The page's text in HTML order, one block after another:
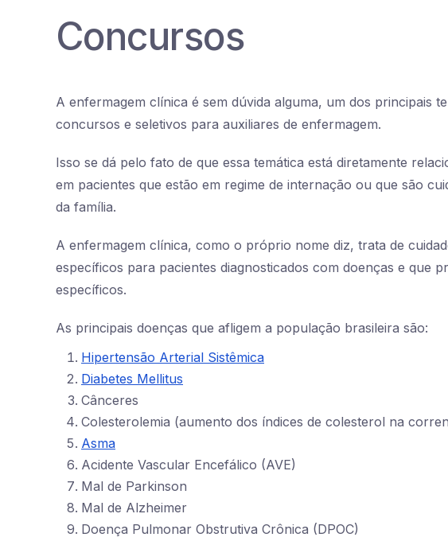
Concursos
A enfermagem clínica é sem dúvida alguma, um dos principais
concursos e seletivos para auxiliares de enfermagem.
Isso se dá pelo fato de que essa temática está diretamente
em pacientes que estão em regime de internação ou que são
da família.
A enfermagem clínica, como o próprio nome diz, trata de
específicos para pacientes diagnosticados com doenças e que
específicos.
As principais doenças que afligem a população brasileira são:
Hipertensão Arterial Sistêmica
Diabetes Mellitus
Cânceres
Colesterolemia (aumento dos índices de colesterol na
Asma
Acidente Vascular Encefálico (AVE)
Mal de Parkinson
Mal de Alzheimer
Doença Pulmonar Obstrutiva Crônica (DPOC)